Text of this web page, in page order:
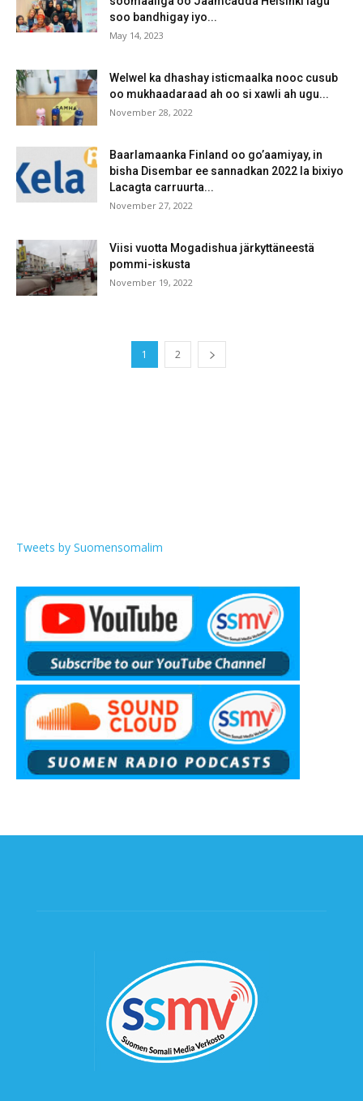
soo bandhigay iyo...
May 14, 2023
Welwel ka dhashay isticmaalka nooc cusub
oo mukhaadaraad ah oo si xawli ah ugu...
November 28, 2022
Baarlamaanka Finland oo go’aamiyay, in
bisha Disembar ee sannadkan 2022 la bixiyo
Lacagta carruurta...
November 27, 2022
Viisi vuotta Mogadishua järkyttäneestä
pommi-iskusta
November 19, 2022
1 2
Tweets by Suomensomalim